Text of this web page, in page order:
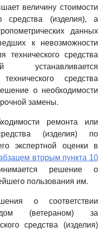
величину стоимости
средства (изделия), а
данных
к невозможности
технического средства
устанавливается
средства
о необходимости
замены.
ремонта или
(изделия) по
экспертной оценки в
вторым пункта 10
решение о
пользования им.
о соответствии
(ветераном) за
средства (изделия)